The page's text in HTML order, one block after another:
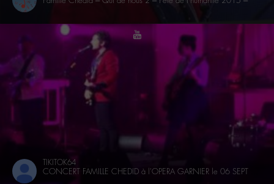
TIKITOK64
youtube